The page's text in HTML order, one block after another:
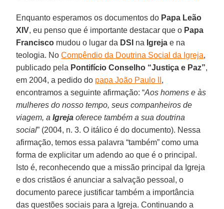
Enquanto esperamos os documentos do Papa Leão
XIV, eu penso que é importante destacar que o Papa
Francisco mudou o lugar da DSI na Igreja e na
teologia. NoCompêndio da Doutrina Social da Igreja,
publicado pela Pontifício Conselho “Justiça e Paz”,
em 2004, a pedido do papa João Paulo II ,
encontramos a seguinte afirmação: “Aos homens e às
mulheres do nosso tempo, seus companheiros de
viagem, aIgreja oferece também a sua doutrina
social” (2004, n. 3. O itálico é do documento). Nessa
afirmação, temos essa palavra “também” como uma
forma de explicitar um adendo ao que é o principal.
Isto é, reconhecendo que a missão principal da Igreja
e dos cristãos é anunciar a salvação pessoal, o
documento parece justificar também a importância
das questões sociais para a Igreja. Continuando a